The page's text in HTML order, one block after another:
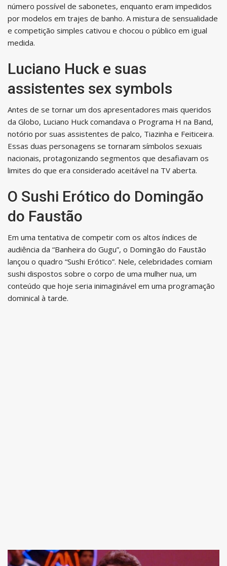
número possível de sabonetes, enquanto eram impedidos
por modelos em trajes de banho. A mistura de sensualidade
e competição simples cativou e chocou o público em igual
medida.
Luciano Huck e suas
assistentes sex symbols
Antes de se tornar um dos apresentadores mais queridos
da Globo, Luciano Huck comandava o Programa H na Band,
notório por suas assistentes de palco, Tiazinha e Feiticeira.
Essas duas personagens se tornaram símbolos sexuais
nacionais, protagonizando segmentos que desafiavam os
limites do que era considerado aceitável na TV aberta.
O Sushi Erótico do Domingão
do Faustão
Em uma tentativa de competir com os altos índices de
audiência da “Banheira do Gugu”, o Domingão do Faustão
lançou o quadro “Sushi Erótico”. Nele, celebridades comiam
sushi dispostos sobre o corpo de uma mulher nua, um
conteúdo que hoje seria inimaginável em uma programação
dominical à tarde.